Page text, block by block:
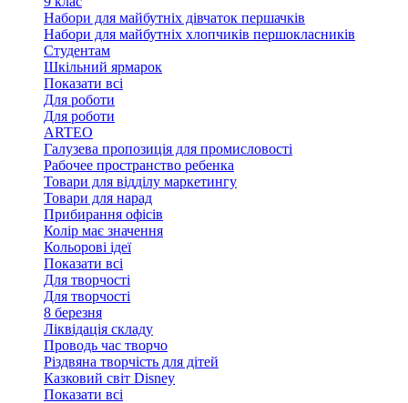
Набори для майбутніх дiвчаток першачкiв
Набори для майбутніх хлопчиків першокласників
Студентам
Шкільний ярмарок
Показати всі
Для роботи
Для роботи
ARTEO
Галузева пропозиція для промисловості
Рабочее пространство ребенка
Товари для відділу маркетингу
Товари для нарад
Прибирання офісів
Колір має значення
Кольорові ідеї
Показати всі
Для творчостi
Для творчостi
8 березня
Ліквідація складу
Проводь час творчо
Різдвяна творчість для дітей
Казковий світ Disney
Показати всі